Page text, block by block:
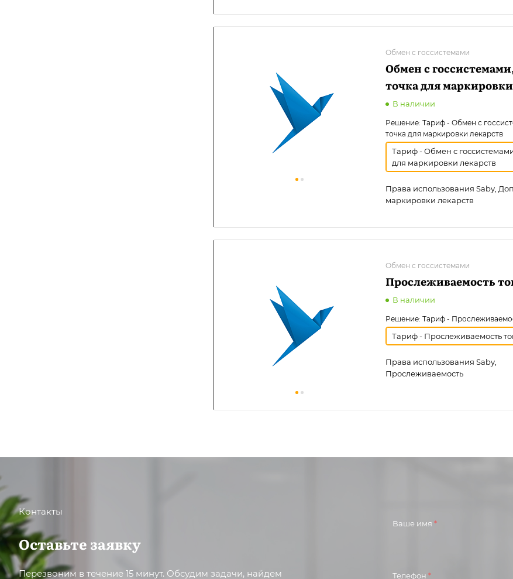
Обмен с госсистемами
Обмен с
точка для
В наличии
Решение: Тариф - Обмен с
точка для маркировки лекарств
Тариф - Обмен с
для маркировки лекарств
Права использования Saby,
маркировки лекарств
Обмен с госсистемами
Прослеживаемость
В наличии
Решение: Тариф -
Тариф - Прослеживаемость
Права использования Saby,
Прослеживаемость
Контакты
Оставьте заявку
Перезвоним в течение 15 минут. Обсудим задачи, найдем
Ваше имя *
Телефон *